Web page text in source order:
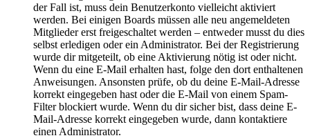
der Fall ist, muss dein Benutzerkonto vielleicht aktiviert
werden. Bei einigen Boards müssen alle neu angemeldeten
Mitglieder erst freigeschaltet werden – entweder musst du dies
selbst erledigen oder ein Administrator. Bei der Registrierung
wurde dir mitgeteilt, ob eine Aktivierung nötig ist oder nicht.
Wenn du eine E-Mail erhalten hast, folge den dort enthaltenen
Anweisungen. Ansonsten prüfe, ob du deine E-Mail-Adresse
korrekt eingegeben hast oder die E-Mail von einem Spam-
Filter blockiert wurde. Wenn du dir sicher bist, dass deine E-
Mail-Adresse korrekt eingegeben wurde, dann kontaktiere
einen Administrator.